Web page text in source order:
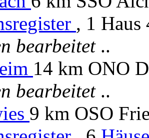
, 1
bearbeitet..
14 km ONO
bearbeitet..
9 km OSO